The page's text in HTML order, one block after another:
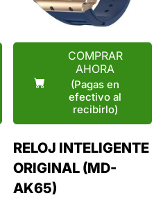
COMPRAR
AHORA
(Pagas en
efectivo al
recibirlo)
RELOJ INTELIGENTE
ORIGINAL (MD-
AK65)